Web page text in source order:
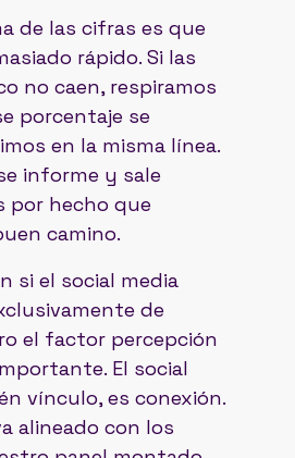
de las cifras es que
rápido. Si las
no caen, respiramos
porcentaje se
en la misma línea.
informe y sale
por hecho que
camino.
si el social media
de
el factor percepción
El social
vínculo, es conexión.
alineado con los